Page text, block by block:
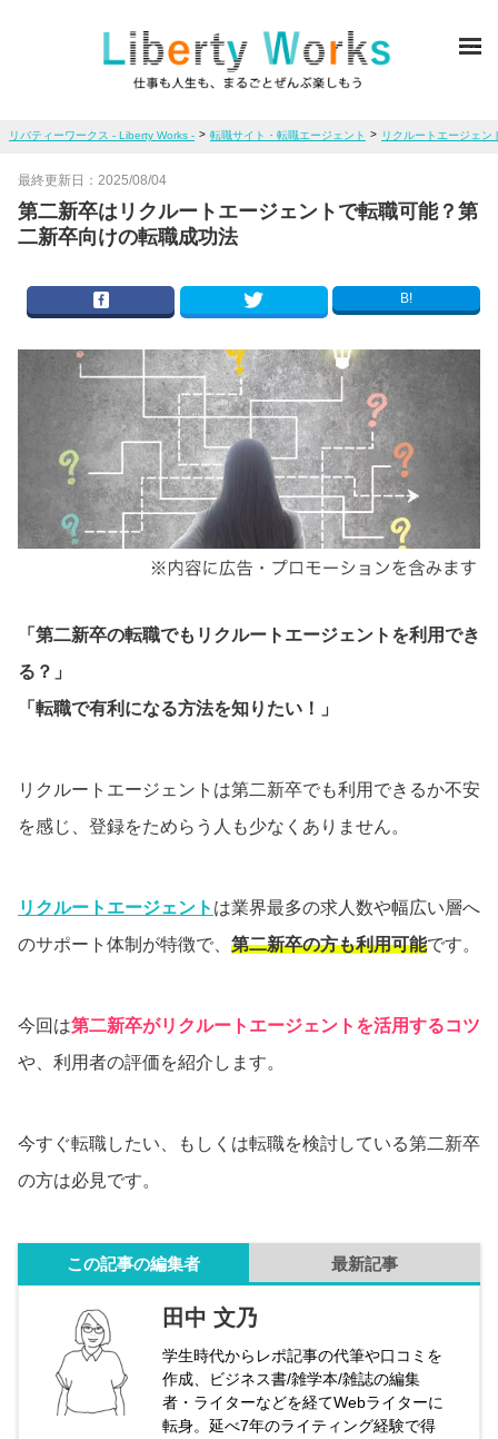
リバティーワークス - Liberty Works - > 転職サイト・転職エージェント > リクルートエージェン
最終更新日： 2025/08/04
第二新卒はリクルートエージェントで転職可能？第
二新卒向けの転職成功法
B!
「第二新卒の転職でもリクルートエージェントを利用でき
る？」
「転職で有利になる方法を知りたい！」
リクルートエージェントは第二新卒でも利用できるか不安
を感じ、登録をためらう人も少なくありません。
リクルートエージェント は業界最多の求人数や幅広い層へ
のサポート体制が特徴で、 第二新卒の方も利用可能です。
今回は第二新卒がリクルートエージェントを活用するコツ
や、利用者の評価を紹介します。
今すぐ転職したい、もしくは転職を検討している第二新卒
の方は必見です。
この記事の編集者 最新記事
田中 文乃
学生時代からレポ記事の代筆や口コミを
作成、ビジネス書/雑学本/雑誌の編集
者・ライターなどを経てWebライターに
転身。延べ7年のライティング経験で得